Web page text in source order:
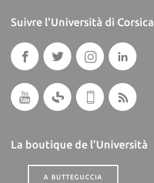
Suivre l'Università di Corsica
La boutique de l'Università
A BUTTEGUCCIA